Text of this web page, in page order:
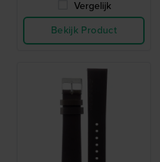
Vergelijk
Bekijk Product